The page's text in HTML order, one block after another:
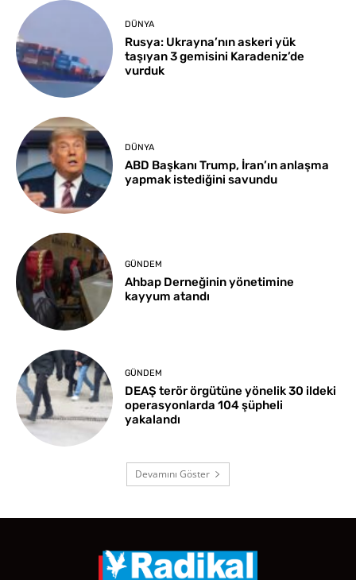
DÜNYA
Rusya: Ukrayna’nın askeri yük
taşıyan 3 gemisini Karadeniz’de
vurduk
DÜNYA
ABD Başkanı Trump, İran’ın anlaşma
yapmak istediğini savundu
GÜNDEM
Ahbap Derneğinin yönetimine
kayyum atandı
GÜNDEM
DEAŞ terör örgütüne yönelik 30 ildeki
operasyonlarda 104 şüpheli
yakalandı
Devamını Göster